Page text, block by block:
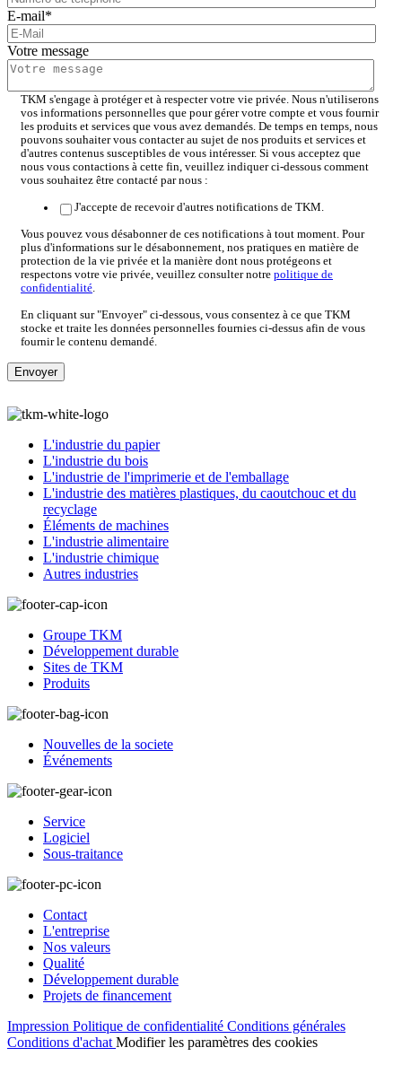
E-mail*
Votre message
TKM s'engage à protéger et à respecter votre vie privée. Nous n'utiliserons
vos informations personnelles que pour gérer votre compte et vous fournir
les produits et services que vous avez demandés. De temps en temps, nous
pouvons souhaiter vous contacter au sujet de nos produits et services et
d'autres contenus susceptibles de vous intéresser. Si vous acceptez que
nous vous contactions à cette fin, veuillez indiquer ci-dessous comment
vous souhaitez être contacté par nous :
J'accepte de recevoir d'autres notifications de TKM.
Vous pouvez vous désabonner de ces notifications à tout moment. Pour
plus d'informations sur le désabonnement, nos pratiques en matière de
protection de la vie privée et la manière dont nous protégeons et
respectons votre vie privée, veuillez consulter notre politique de
confidentialité
En cliquant sur "Envoyer" ci-dessous, vous consentez à ce que TKM
stocke et traite les données personnelles fournies ci-dessus afin de vous
fournir le contenu demandé.
L'industrie du papier
L'industrie du bois
L'industrie de l'imprimerie et de l'emballage
L'industrie des matières plastiques, du caoutchouc et du
recyclage
Éléments de machines
L'industrie alimentaire
L'industrie chimique
Autres industries
Groupe TKM
Développement durable
Sites de TKM
Produits
Nouvelles de la societe
Événements
Service
Logiciel
Sous-traitance
Contact
L'entreprise
Nos valeurs
Qualité
Développement durable
Projets de financement
Impression Politique de confidentialité Conditions générales
Conditions d'achat Modifier les paramètres des cookies